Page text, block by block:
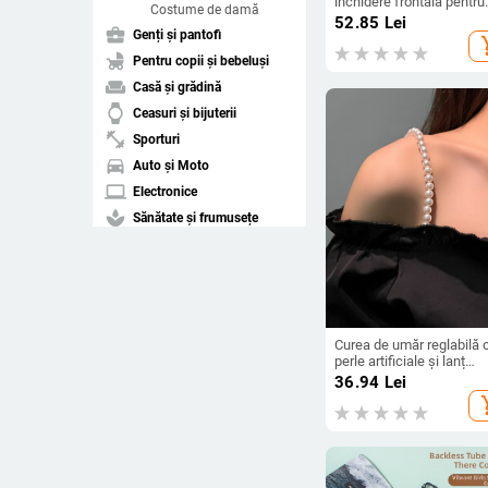
Costume de damă
business_center Genți și pantofi
child_friendly Pentru copii și bebeluși
weekend Casă și grădină
watch Ceasuri și bijuterii
fitness_center Sporturi
directions_car Auto și Moto
laptop Electronice
spa Sănătate și frumusețe
femei de vârstă mijlocie,
fără cusături, ultra-
cupă 3/4
52.85 Lei
Curea de umăr reglabilă
perle artificiale și lanț
detașabil pentru haine de
exterior (ST250207)
36.94 Lei